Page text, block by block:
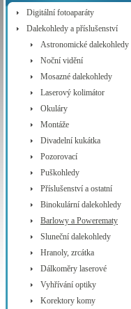
Digitální fotoaparáty
Dalekohledy a příslušenství
Astronomické dalekohledy
Noční vidění
Mosazné dalekohledy
Laserový kolimátor
Okuláry
Montáže
Divadelní kukátka
Pozorovací
Puškohledy
Příslušenství a ostatní
Binokulární dalekohledy
Barlowy a Powerematy
Sluneční dalekohledy
Hranoly, zrcátka
Dálkoměry laserové
Vyhřívání optiky
Korektory komy